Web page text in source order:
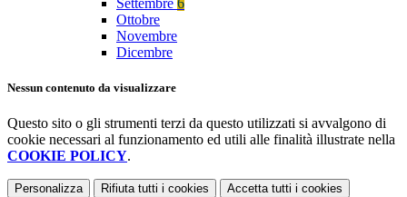
Settembre 6
Ottobre
Novembre
Dicembre
Nessun contenuto da visualizzare
Questo sito o gli strumenti terzi da questo utilizzati si avvalgono di
cookie necessari al funzionamento ed utili alle finalità illustrate nella
COOKIE POLICY.
Personalizza Rifiuta tutti i cookies Accetta tutti i cookies